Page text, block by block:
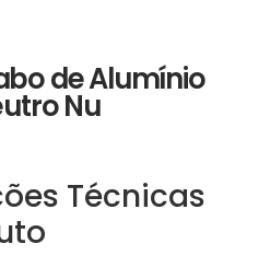
de Alumínio
Nu
Técnicas